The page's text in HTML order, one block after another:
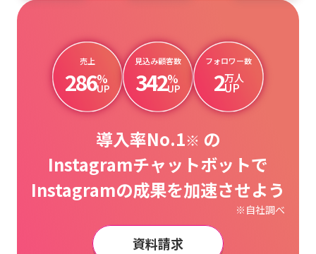
売上
286%
UP
見込み顧客数
342%
UP
フォロワー数
2万人
UP
導入率No.1※ の
Instagramチャットボットで
Instagramの成果を加速させよう
※自社調べ
資料請求